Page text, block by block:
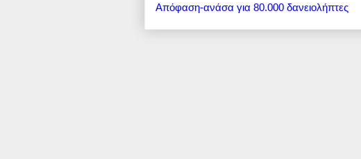
Απόφαση-ανάσα για 80.000 δανειολήπτες